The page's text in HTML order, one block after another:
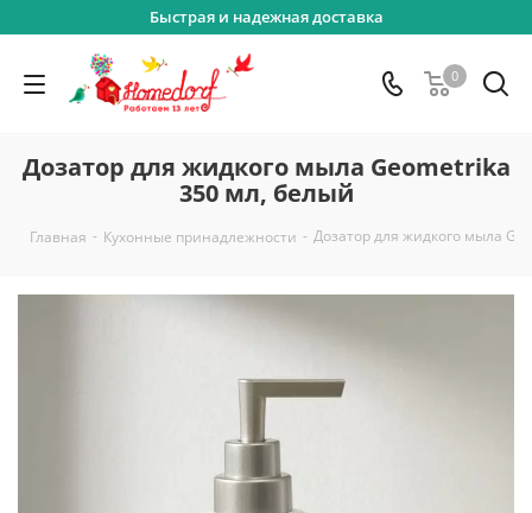
Быстрая и надежная доставка
0
Дозатор для жидкого мыла Geometrika
350 мл, белый
Главная - Кухонные принадлежности - Дозатор для жидкого мыла